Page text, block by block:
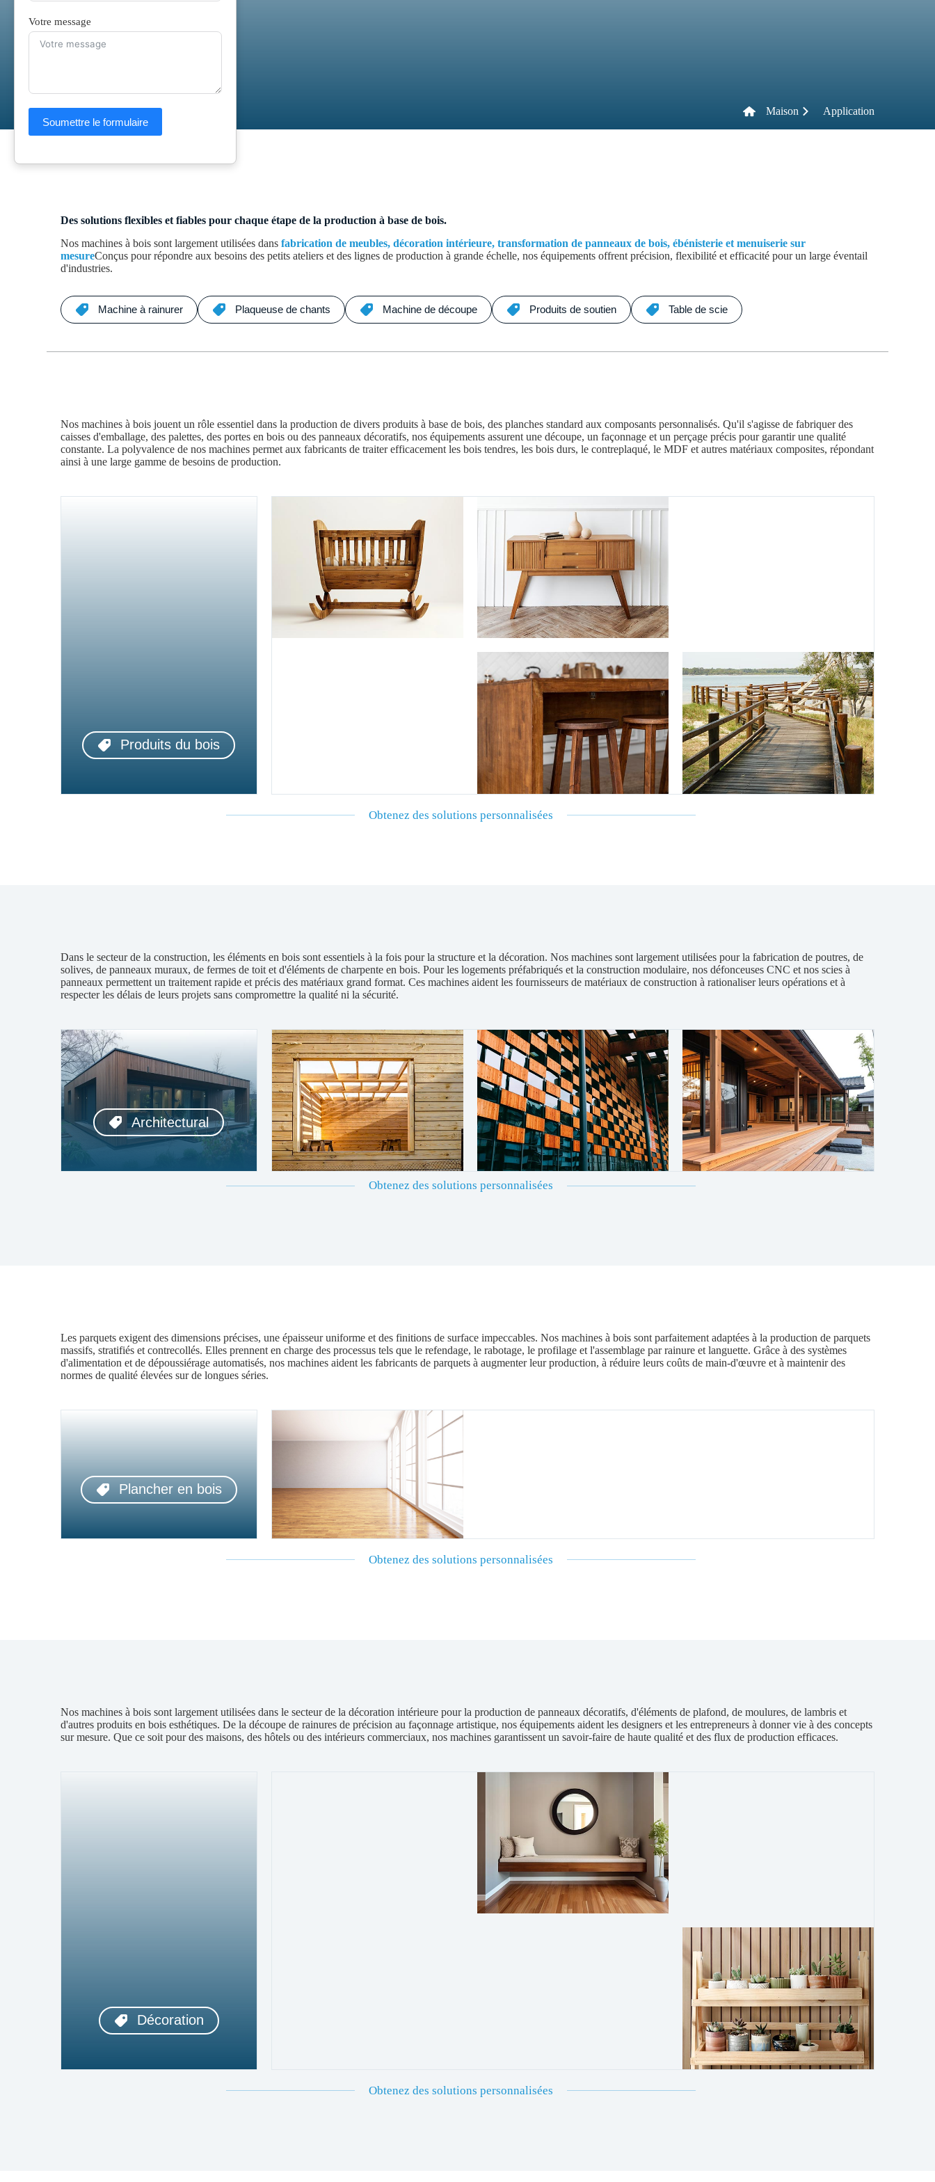
Introduction Maison Application
Des solutions flexibles et fiables pour chaque étape de la production à base de bois.
Nos machines à bois sont largement utilisées dansfabrication de meubles, décoration intérieure, transformation de panneaux de bois, ébénisterie et menuiserie sur
mesureConçus pour répondre aux besoins des petits ateliers et des lignes de production à grande échelle, nos équipements offrent précision, flexibilité et efficacité pour un large éventail
d'industries.
Machine à rainurer Plaqueuse de chants Machine de découpe Produits de soutien Table de scie
Nos machines à bois jouent un rôle essentiel dans la production de divers produits à base de bois, des planches standard aux composants personnalisés. Qu'il s'agisse de fabriquer des
caisses d'emballage, des palettes, des portes en bois ou des panneaux décoratifs, nos équipements assurent une découpe, un façonnage et un perçage précis pour garantir une qualité
constante. La polyvalence de nos machines permet aux fabricants de traiter efficacement les bois tendres, les bois durs, le contreplaqué, le MDF et autres matériaux composites, répondant
ainsi à une large gamme de besoins de production.
Produits du bois
Obtenez des solutions personnalisées
Dans le secteur de la construction, les éléments en bois sont essentiels à la fois pour la structure et la décoration. Nos machines sont largement utilisées pour la fabrication de poutres, de
solives, de panneaux muraux, de fermes de toit et d'éléments de charpente en bois. Pour les logements préfabriqués et la construction modulaire, nos défonceuses CNC et nos scies à
panneaux permettent un traitement rapide et précis des matériaux grand format. Ces machines aident les fournisseurs de matériaux de construction à rationaliser leurs opérations et à
respecter les délais de leurs projets sans compromettre la qualité ni la sécurité.
Architectural
Obtenez des solutions personnalisées
Les parquets exigent des dimensions précises, une épaisseur uniforme et des finitions de surface impeccables. Nos machines à bois sont parfaitement adaptées à la production de parquets
massifs, stratifiés et contrecollés. Elles prennent en charge des processus tels que le refendage, le rabotage, le profilage et l'assemblage par rainure et languette. Grâce à des systèmes
d'alimentation et de dépoussiérage automatisés, nos machines aident les fabricants de parquets à augmenter leur production, à réduire leurs coûts de main-d'œuvre et à maintenir des
normes de qualité élevées sur de longues séries.
Plancher en bois
Obtenez des solutions personnalisées
Nos machines à bois sont largement utilisées dans le secteur de la décoration intérieure pour la production de panneaux décoratifs, d'éléments de plafond, de moulures, de lambris et
d'autres produits en bois esthétiques. De la découpe de rainures de précision au façonnage artistique, nos équipements aident les designers et les entrepreneurs à donner vie à des concepts
sur mesure. Que ce soit pour des maisons, des hôtels ou des intérieurs commerciaux, nos machines garantissent un savoir-faire de haute qualité et des flux de production efficaces.
Décoration
Obtenez des solutions personnalisées
Votre message
Soumettre le formulaire